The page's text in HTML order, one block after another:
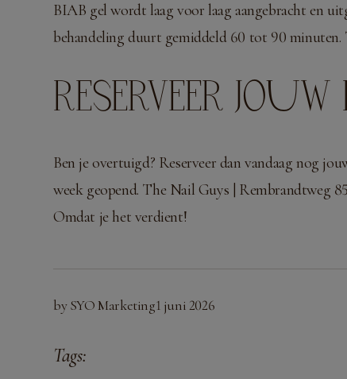
BIAB gel wordt laag voor laag aangebracht en
behandeling duurt gemiddeld 60 tot 90 minuten.
RESERVEER JOUW
Ben je overtuigd? Reserveer dan vandaag nog
week geopend. The Nail Guys | Rembrandtweg
Omdat je het verdient!
by SYO Marketing1 juni 2026
Tags: